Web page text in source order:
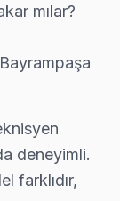
yapılan
sorun
ek
kapıdan
devam
sorunun
mılar?
deneyimli.
farklıdır,